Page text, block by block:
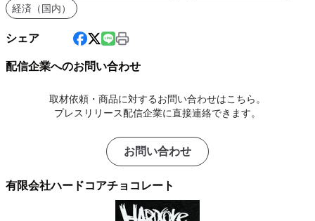
経済（国内）
シェア
配信企業へのお問い合わせ
取材依頼・商品に対するお問い合わせはこちら。
プレスリリース配信企業に直接連絡できます。
お問い合わせ
有限会社ハードコアチョコレート